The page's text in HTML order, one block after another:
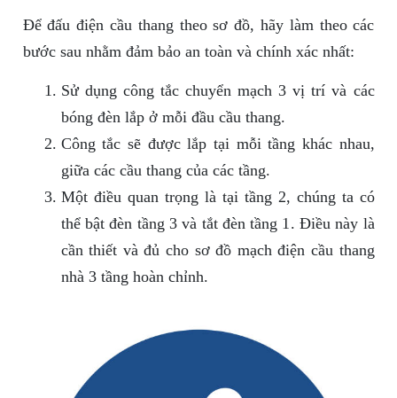
Để đấu điện cầu thang theo sơ đồ, hãy làm theo các
bước sau nhằm đảm bảo an toàn và chính xác nhất:
Sử dụng công tắc chuyển mạch 3 vị trí và các
bóng đèn lắp ở mỗi đầu cầu thang.
Công tắc sẽ được lắp tại mỗi tầng khác nhau,
giữa các cầu thang của các tầng.
Một điều quan trọng là tại tầng 2, chúng ta có
thể bật đèn tầng 3 và tắt đèn tầng 1. Điều này là
cần thiết và đủ cho sơ đồ mạch điện cầu thang
nhà 3 tầng hoàn chỉnh.